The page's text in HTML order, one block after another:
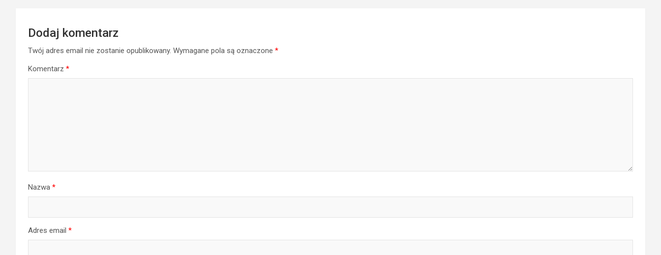
Dodaj komentarz
Twój adres email nie zostanie opublikowany. Wymagane pola są oznaczone *
Komentarz *
Nazwa *
Adres email *